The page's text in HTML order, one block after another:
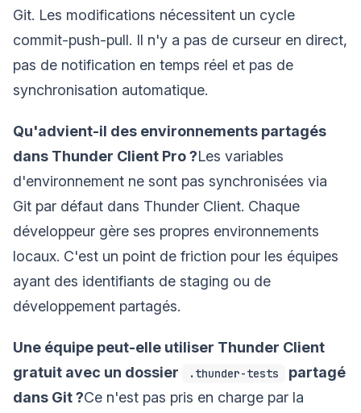
Git. Les modifications nécessitent un cycle
commit-push-pull. Il n'y a pas de curseur en direct,
pas de notification en temps réel et pas de
synchronisation automatique.
Qu'advient-il des environnements partagés
dans Thunder Client Pro ?Les variables
d'environnement ne sont pas synchronisées via
Git par défaut dans Thunder Client. Chaque
développeur gère ses propres environnements
locaux. C'est un point de friction pour les équipes
ayant des identifiants de staging ou de
développement partagés.
Une équipe peut-elle utiliser Thunder Client
gratuit avec un dossier
.thunder-tests
partagé
dans Git ?Ce n'est pas pris en charge par la